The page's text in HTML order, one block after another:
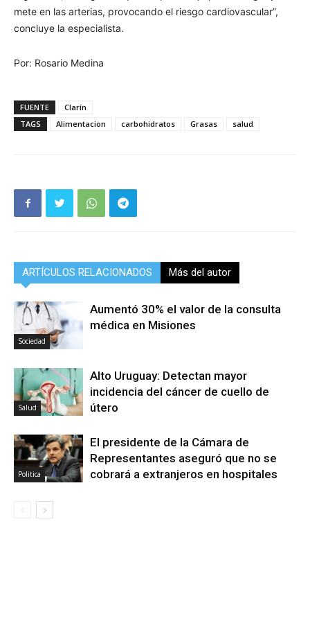
mete en las arterias, provocando el riesgo cardiovascular”,
concluye la especialista.
Por: Rosario Medina
FUENTE
Clarín
TAGS
Alimentacion carbohidratos Grasas salud
ARTÍCULOS RELACIONADOS Más del autor
Sociedad
Aumentó 30% el valor de la consulta
médica en Misiones
Salud
Alto Uruguay: Detectan mayor
incidencia del cáncer de cuello de
útero
Politica
El presidente de la Cámara de
Representantes aseguró que no se
cobrará a extranjeros en hospitales